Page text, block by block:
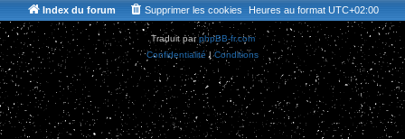
h
e
r
Index du forum Heures au format UTC+02:00
Supprimer les cookies
Traduit parphpBB-fr.com
Confidentialité|Conditions